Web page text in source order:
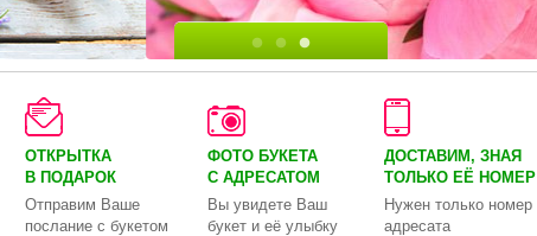
ОТКРЫТКА
В ПОДАРОК
Отправим Ваше
послание с букетом
ФОТО БУКЕТА
С АДРЕСАТОМ
Вы увидете Ваш
букет и её улыбку
ДОСТАВИМ, ЗНАЯ
ТОЛЬКО ЕЁ НОМЕР
Нужен только номер
адресата